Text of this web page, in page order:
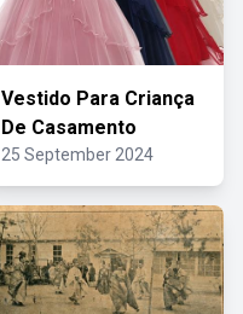
Vestido Para Criança
De Casamento
25 September 2024